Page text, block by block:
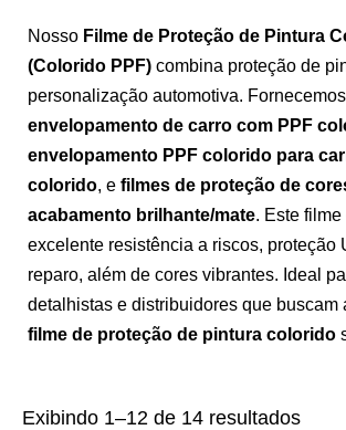
Nosso Filme de Proteção de Pintura
(Colorido PPF) combina proteção de
personalização automotiva. Fornecemos
envelopamento de carro com PPF
envelopamento PPF colorido para
colorido, e filmes de proteção de
acabamento brilhante/mate. Este
excelente resistência a riscos, proteção
reparo, além de cores vibrantes. Ideal
detalhistas e distribuidores que buscam
filme de proteção de pintura colorido
Exibindo 1–12 de 14 resultados